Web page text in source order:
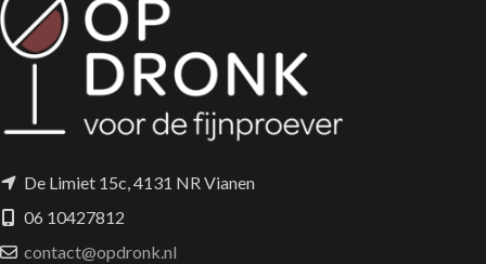
De Limiet 15c, 4131 NR Vianen
06 10427812
contact@opdronk.nl